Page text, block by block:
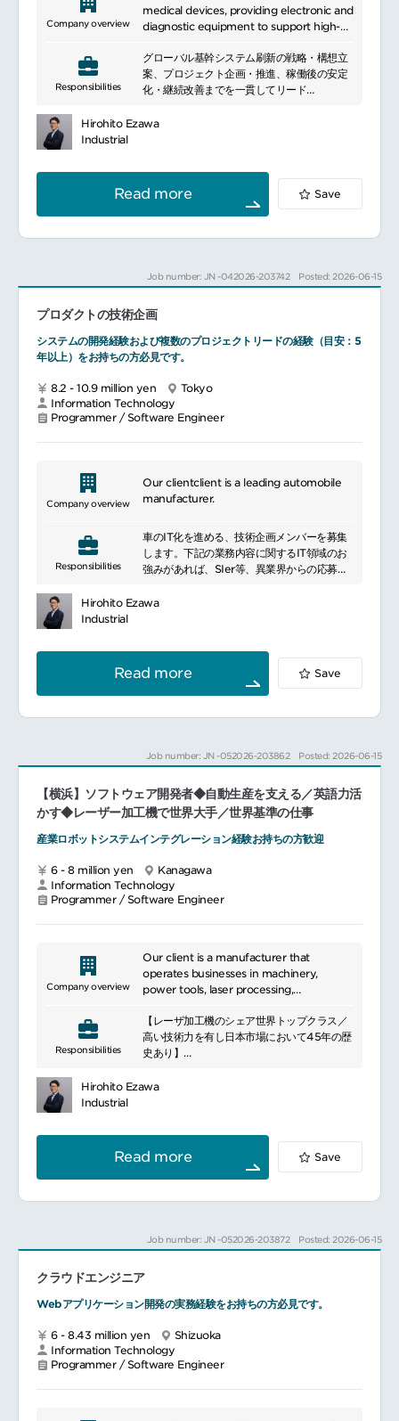
Company overview
medical devices, providing electronic and
diagnostic equipment to support high-
healthcare settings.
Responsibilities
グローバル基幹システム刷新の戦略・構想立
案、プロジェクト企画・推進、稼働後の安定
化・継続改善までを一貫してリード
改革の企画・実装
「基幹システム刷新」「エージェントAIの実
装」「経営課題に直結したDX戦略」の三位一
体の変革を中核リーダーとして推進
具体的には
び推進リード（要件定義～設計～導入～テス
稼働後の安定化、保守・運用最適化、継続的
海外拠点との連携・ガバナンス運営、グロー
バル標準化の推進
Hirohito Ezawa
Industrial
Read more Save
Job number: JN -042026-203742 Posted: 2026-06-15
プロダクトの技術企画
システムの開発経験および複数のプロジェクトリードの経験（目安：5
年以上）をお持ちの方必見です。
8.2 - 10.9 million yen
Tokyo
Information Technology
Programmer / Software Engineer
Company overview
Our clientclient is a leading automobile
manufacturer.
Responsibilities
車のIT化を進める、技術企画メンバーを募集
します。下記の業務内容に関するIT領域のお
強みがあれば、SIer等、異業界からの応募も
うな業務をお任せします。
ンターフェース設計など、「使いやすさ・見
やすさ」に関わる戦略企画をお願いします。
インフォテインメント（ナビ・音楽・通信な
ど）を統合したデジタル空間の設計をお願い
載連携）車をインターネットにつなぎ、クラ
します（遠隔操作など）。
ど、AI・データ解析関連の技術企画業務をお
SDV プラットフォーム戦略ソフトウェアで車
の機能を進化させる仕組みや共通基盤の技術
企画をお願いします。
ナビアプリ、サーバーシステム、スマートフ
ォン等、外部パートナーとの技術調整
Hirohito Ezawa
Industrial
Read more Save
Job number: JN -052026-203862 Posted: 2026-06-15
【横浜】ソフトウェア開発者◆自動生産を支える／英語力活
かす◆レーザー加工機で世界大手／世界基準の仕事
産業ロボットシステムインテグレーション経験お持ちの方歓迎
6 - 8 million yen
Kanagawa
Information Technology
Programmer / Software Engineer
Company overview
Our client is a manufacturer that
operates businesses in machinery,
power tools, laser processing,
our production system, we have
implemented the "Syncro" system at
our headquarters factory in Germany,
with flexibility and responsiveness across
innovation. In our production processes,
we adhere to the motto of "Just-In-
Time" and continuously strive for
improvement.
Responsibilities
【レーザ加工機のシェア世界トップクラス／
高い技術力を有し日本市場において45年の歴
史あり】
トメーション装置と、他社製の工業ロボット
ファクトリーソリューションを提供していま
す。具体的には、ドイツ本社で開発されたソ
フトウェア製品（CAD/CAM ソフトウェ
ア、生産管理システム）に加え、日本国内で
ています。本ポジションでは、自動生産を支
テム導入、技術サポート業務に携わっていた
ソフトウェア製品を基盤としたスマートファ
築、設定、導入支援にも参画いただくことが
可能です。
■業務詳細：（1）スケジューリングシステム
の設計・開発スケジューリングシステムに関
Hirohito Ezawa
Industrial
Read more Save
Job number: JN -052026-203872 Posted: 2026-06-15
クラウドエンジニア
Webアプリケーション開発の実務経験をお持ちの方必見です。
6 - 8.43 million yen
Shizuoka
Information Technology
Programmer / Software Engineer